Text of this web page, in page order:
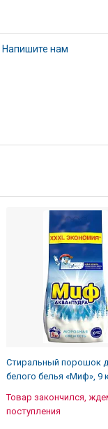
Напишите нам
Стиральный порошок
белого белья «Миф», 9
Товар закончился,
поступления